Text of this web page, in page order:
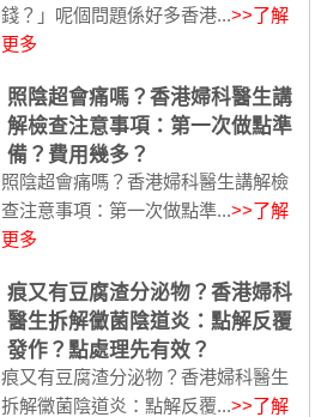
錢？」呢個問題係好多香港...>>了解
更多
照陰超會痛嗎？香港婦科醫生講
解檢查注意事項：第一次做點準
備？費用幾多？
照陰超會痛嗎？香港婦科醫生講解檢
查注意事項：第一次做點準...>>了解
更多
痕又有豆腐渣分泌物？香港婦科
醫生拆解黴菌陰道炎：點解反覆
發作？點處理先有效？
痕又有豆腐渣分泌物？香港婦科醫生
拆解黴菌陰道炎：點解反覆...>>了解